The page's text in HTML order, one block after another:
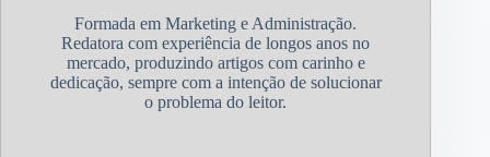
Formada em Marketing e Administração.
Redatora com experiência de longos anos no
mercado, produzindo artigos com carinho e
dedicação, sempre com a intenção de solucionar
o problema do leitor.